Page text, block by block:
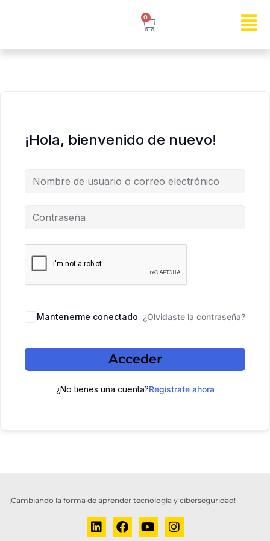
0
¡Hola, bienvenido de nuevo!
Mantenerme conectado ¿Olvidaste la contraseña?
Acceder
¿No tienes una cuenta?Regístrate ahora
¡Cambiando la forma de aprender tecnología y ciberseguridad!